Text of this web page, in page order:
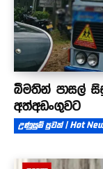
බීමතින් පාසල්
අත්අඩංගුවට
උණුසුම් පුවත් | Hot